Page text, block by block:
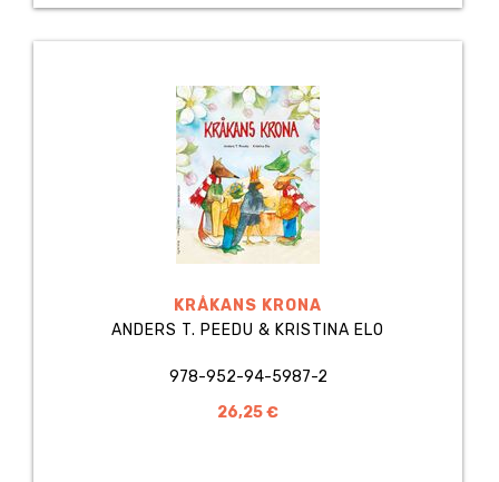
KRÅKANS KRONA
ANDERS T. PEEDU & KRISTINA ELO
978-952-94-5987-2
26,25 €